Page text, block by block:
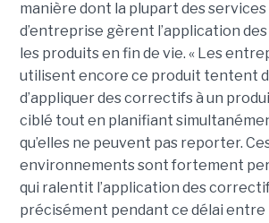
manière dont la plupart des
d’entreprise gèrent l’application
les produits en fin de vie. « Les
utilisent encore ce produit tentent
d’appliquer des correctifs à un
ciblé tout en planifiant
qu’elles ne peuvent pas reporter.
environnements sont fortement
qui ralentit l’application des
précisément pendant ce délai entre